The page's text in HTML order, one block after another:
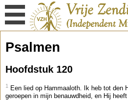
Psalmen
Hoofdstuk 120
1
Een lied op Hammaaloth. Ik heb tot den
geroepen in mijn benauwdheid, en Hij heeft